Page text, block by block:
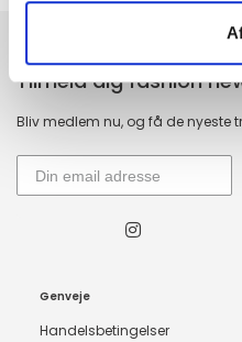
Tilmeld dig fashion
Bliv medlem nu, og få de nyeste
Genveje
Handelsbetingelser